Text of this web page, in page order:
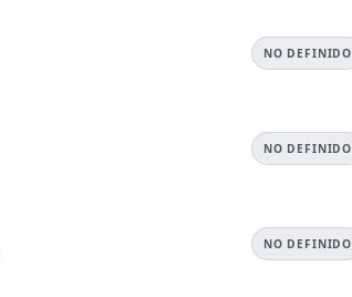
NO DEFINIDO
NO DEFINIDO
NO DEFINIDO